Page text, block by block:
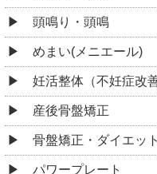
頭鳴り・頭鳴
めまい(メニエール)
妊活整体（不妊症改善
産後骨盤矯正
骨盤矯正・ダイエット
パワープレート